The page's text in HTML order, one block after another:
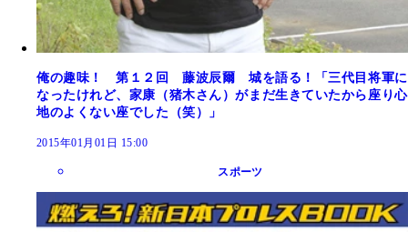
俺の趣味！ 第１２回 藤波辰爾 城を語る！「三代目将軍に
なったけれど、家康（猪木さん）がまだ生きていたから座り心
地のよくない座でした（笑）」
2015年01月01日 15:00
スポーツ